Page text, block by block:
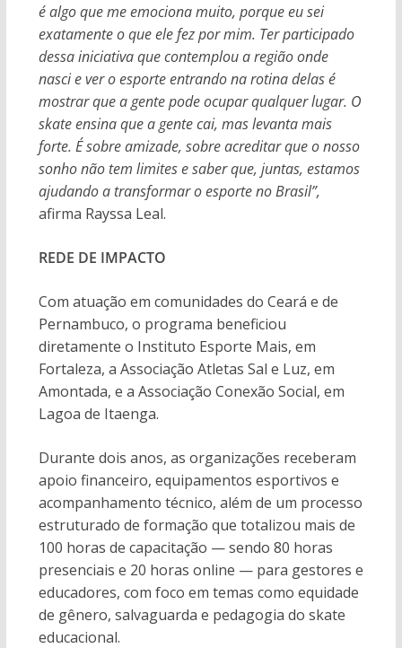
é algo que me emociona muito, porque eu sei
exatamente o que ele fez por mim. Ter participado
dessa iniciativa que contemplou a região onde
nasci e ver o esporte entrando na rotina delas é
mostrar que a gente pode ocupar qualquer lugar. O
skate ensina que a gente cai, mas levanta mais
forte. É sobre amizade, sobre acreditar que o nosso
sonho não tem limites e saber que, juntas, estamos
ajudando a transformar o esporte no Brasil”,
afirma Rayssa Leal.
REDE DE IMPACTO
Com atuação em comunidades do Ceará e de
Pernambuco, o programa beneficiou
diretamente o Instituto Esporte Mais, em
Fortaleza, a Associação Atletas Sal e Luz, em
Amontada, e a Associação Conexão Social, em
Lagoa de Itaenga.
Durante dois anos, as organizações receberam
apoio financeiro, equipamentos esportivos e
acompanhamento técnico, além de um processo
estruturado de formação que totalizou mais de
100 horas de capacitação — sendo 80 horas
presenciais e 20 horas online — para gestores e
educadores, com foco em temas como equidade
de gênero, salvaguarda e pedagogia do skate
educacional.